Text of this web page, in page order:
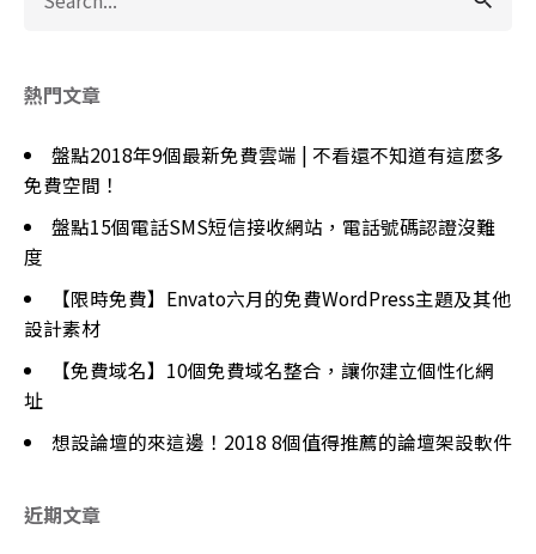
for
熱門文章
盤點2018年9個最新免費雲端 | 不看還不知道有這麼多
免費空間！
盤點15個電話SMS短信接收網站，電話號碼認證沒難
度
【限時免費】Envato六月的免費WordPress主題及其他
設計素材
【免費域名】10個免費域名整合，讓你建立個性化網
址
想設論壇的來這邊！2018 8個值得推薦的論壇架設軟件
近期文章